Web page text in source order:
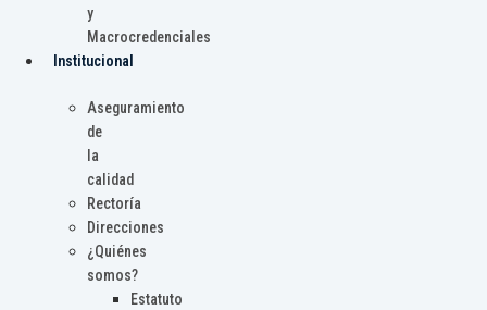
y
Macrocredenciales
Institucional
Aseguramiento
de
la
calidad
Rectoría
Direcciones
¿Quiénes
somos?
Estatuto